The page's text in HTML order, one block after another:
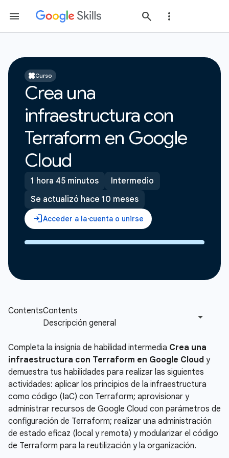
Curso
Crea una
infraestructura con
Terraform en Google
Cloud
1 hora 45 minutos
Intermedio
Se actualizó hace 10 meses
Completa la insignia de habilidad intermedia Crea una
infraestructura con Terraform en Google Cloud y
demuestra tus habilidades para realizar las siguientes
actividades: aplicar los principios de la infraestructura
como código (IaC) con Terraform; aprovisionar y
administrar recursos de Google Cloud con parámetros de
configuración de Terraform; realizar una administración
de estado eficaz (local y remota) y modularizar el código
de Terraform para la reutilización y la organización.